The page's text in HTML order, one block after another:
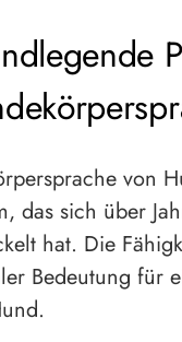
von
das sich über
hat. Die
Bedeutung für